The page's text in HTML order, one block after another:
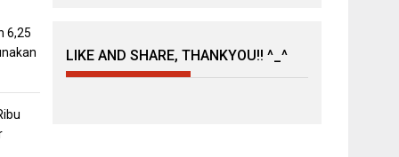
6,25
LIKE AND SHARE, THANKYOU!! ^_^